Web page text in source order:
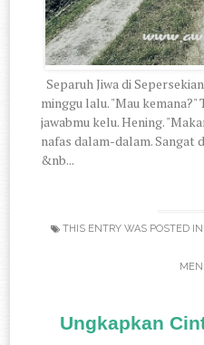
Separuh Jiwa di
minggu lalu. "Mau kemana?"
jawabmu kelu. Hening.
nafas dalam-dalam. Sangat
&nb...
THIS ENTRY WAS POSTED IN
Ungkapkan